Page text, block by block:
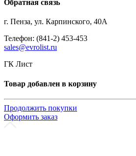
Обратная связь
г. Пенза, ул. Карпинского, 40А
Телефон: (841-2) 453-453
sales@evrolist.ru
ГК Лист
Товар добавлен в корзину
Продолжить покупки
Оформить заказ